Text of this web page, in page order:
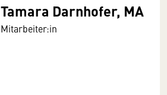
Tamara Darnhofer, MA
Mitarbeiter:in